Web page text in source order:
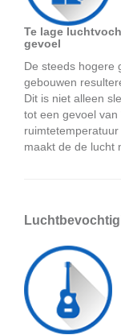
Te lage
gevoel
De steeds hogere
gebouwen
Dit is niet alleen
tot een gevoel van
maakt de de lucht